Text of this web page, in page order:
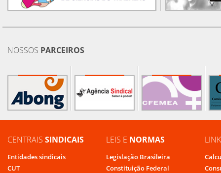
NOSSOS PARCEIROS
CENTRAIS SINDICAIS
Entidades sindicais
CUT
LEIS E NORMAS
Legislação Brasileira
Constituição Federal